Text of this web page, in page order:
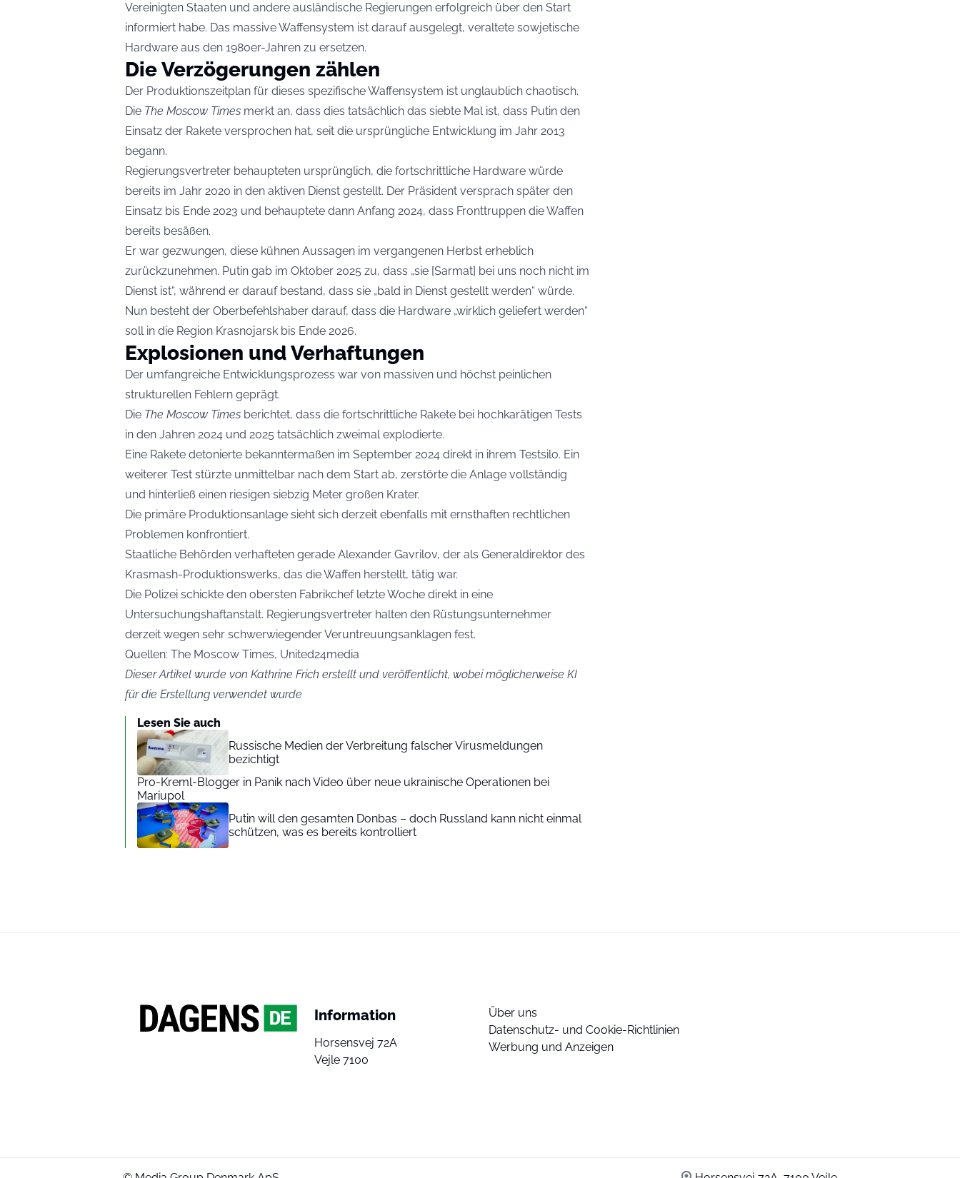
Vereinigten Staaten und andere ausländische Regierungen erfolgreich über den Start
informiert habe. Das massive Waffensystem ist darauf ausgelegt, veraltete sowjetische
Hardware aus den 1980er-Jahren zu ersetzen.
Die Verzögerungen zählen
Der Produktionszeitplan für dieses spezifische Waffensystem ist unglaublich chaotisch.
Die The Moscow Times merkt an, dass dies tatsächlich das siebte Mal ist, dass Putin den
Einsatz der Rakete versprochen hat, seit die ursprüngliche Entwicklung im Jahr 2013
begann.
Regierungsvertreter behaupteten ursprünglich, die fortschrittliche Hardware würde
bereits im Jahr 2020 in den aktiven Dienst gestellt. Der Präsident versprach später den
Einsatz bis Ende 2023 und behauptete dann Anfang 2024, dass Fronttruppen die Waffen
bereits besäßen.
Er war gezwungen, diese kühnen Aussagen im vergangenen Herbst erheblich
zurückzunehmen. Putin gab im Oktober 2025 zu, dass „sie [Sarmat] bei uns noch nicht im
Dienst ist“, während er darauf bestand, dass sie „bald in Dienst gestellt werden“ würde.
Nun besteht der Oberbefehlshaber darauf, dass die Hardware „wirklich geliefert werden“
soll in die Region Krasnojarsk bis Ende 2026.
Explosionen und Verhaftungen
Der umfangreiche Entwicklungsprozess war von massiven und höchst peinlichen
strukturellen Fehlern geprägt.
Die The Moscow Times berichtet, dass die fortschrittliche Rakete bei hochkarätigen Tests
in den Jahren 2024 und 2025 tatsächlich zweimal explodierte.
Eine Rakete detonierte bekanntermaßen im September 2024 direkt in ihrem Testsilo. Ein
weiterer Test stürzte unmittelbar nach dem Start ab, zerstörte die Anlage vollständig
und hinterließ einen riesigen siebzig Meter großen Krater.
Die primäre Produktionsanlage sieht sich derzeit ebenfalls mit ernsthaften rechtlichen
Problemen konfrontiert.
Staatliche Behörden verhafteten gerade Alexander Gavrilov, der als Generaldirektor des
Krasmash-Produktionswerks, das die Waffen herstellt, tätig war.
Die Polizei schickte den obersten Fabrikchef letzte Woche direkt in eine
Untersuchungshaftanstalt. Regierungsvertreter halten den Rüstungsunternehmer
derzeit wegen sehr schwerwiegender Veruntreuungsanklagen fest.
Quellen: The Moscow Times, United24media
Dieser Artikel wurde von Kathrine Frich erstellt und veröffentlicht, wobei möglicherweise KI
für die Erstellung verwendet wurde
Lesen Sie auch
Russische Medien der Verbreitung falscher Virusmeldungen
bezichtigt
Pro-Kreml-Blogger in Panik nach Video über neue ukrainische Operationen bei
Mariupol
Putin will den gesamten Donbas – doch Russland kann nicht einmal
schützen, was es bereits kontrolliert
Information
Horsensvej 72A
Vejle 7100
Über uns
Datenschutz- und Cookie-Richtlinien
Werbung und Anzeigen